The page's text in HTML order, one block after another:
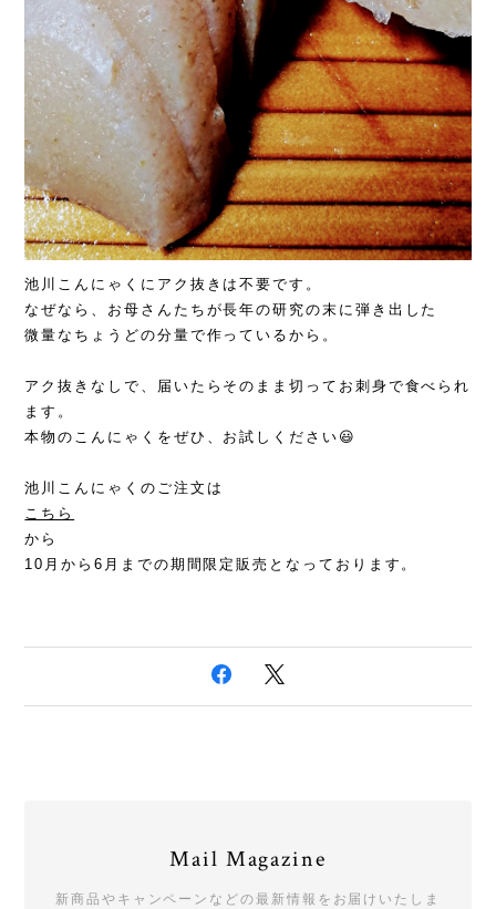
池川こんにゃくにアク抜きは不要です。
なぜなら、お母さんたちが長年の研究の末に弾き出した
微量なちょうどの分量で作っているから。
アク抜きなしで、届いたらそのまま切ってお刺身で食べられ
ます。
本物のこんにゃくをぜひ、お試しください😃
池川こんにゃくのご注文は
こちら
から
10月から6月までの期間限定販売となっております。
Mail Magazine
新商品やキャンペーンなどの最新情報をお届けいたしま